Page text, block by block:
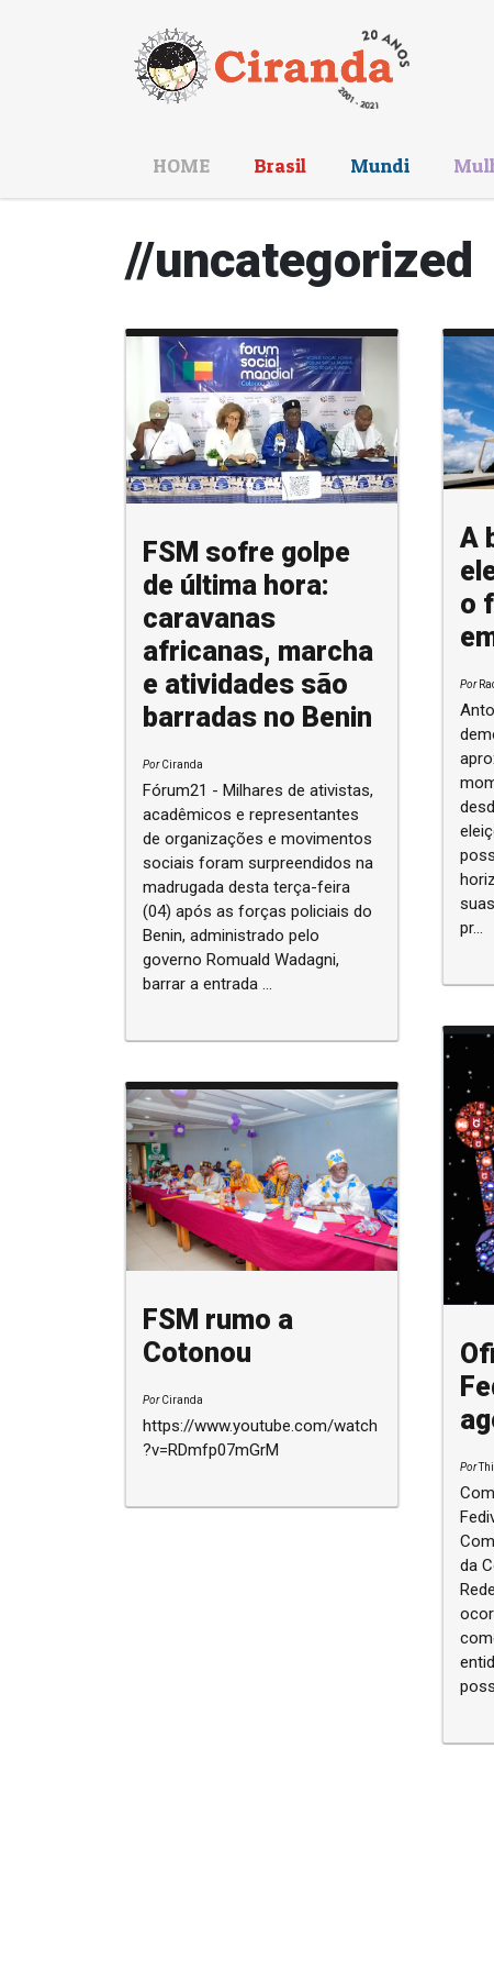
HOME Brasil Mundi
//uncategorized
FSM sofre golpe
de última hora:
caravanas
africanas, marcha
e atividades são
barradas no Benin
PorCiranda
Fórum21 - Milhares de ativistas,
acadêmicos e representantes
de organizações e movimentos
sociais foram surpreendidos na
madrugada desta terça-feira
(04) após as forças policiais do
Benin, administrado pelo
governo Romuald Wadagni,
barrar a entrada ...
FSM rumo a
Cotonou
PorCiranda
https://www.youtube.com/watch
?v=RDmfp07mGrM
A
o
Por
pr...
Por
da